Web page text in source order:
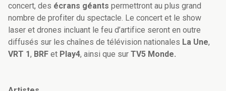
concert, des écrans géants permettront au plus grand
nombre de profiter du spectacle. Le concert et le show
laser et drones incluant le feu d’artifice seront en outre
diffusés sur les chaînes de télévision nationales La Une,
VRT 1, BRF et Play4, ainsi que sur TV5 Monde.